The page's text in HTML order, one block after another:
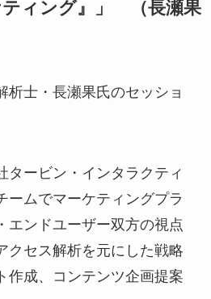
ティング』」 （長瀬果
析士・長瀬果氏のセッショ
タービン・インタラクティ
ームでマーケティングプラ
エンドユーザー双方の視点
クセス解析を元にした戦略
作成、コンテンツ企画提案